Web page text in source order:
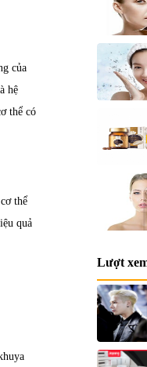
của
hệ
thể có
thể
quả
Lượt